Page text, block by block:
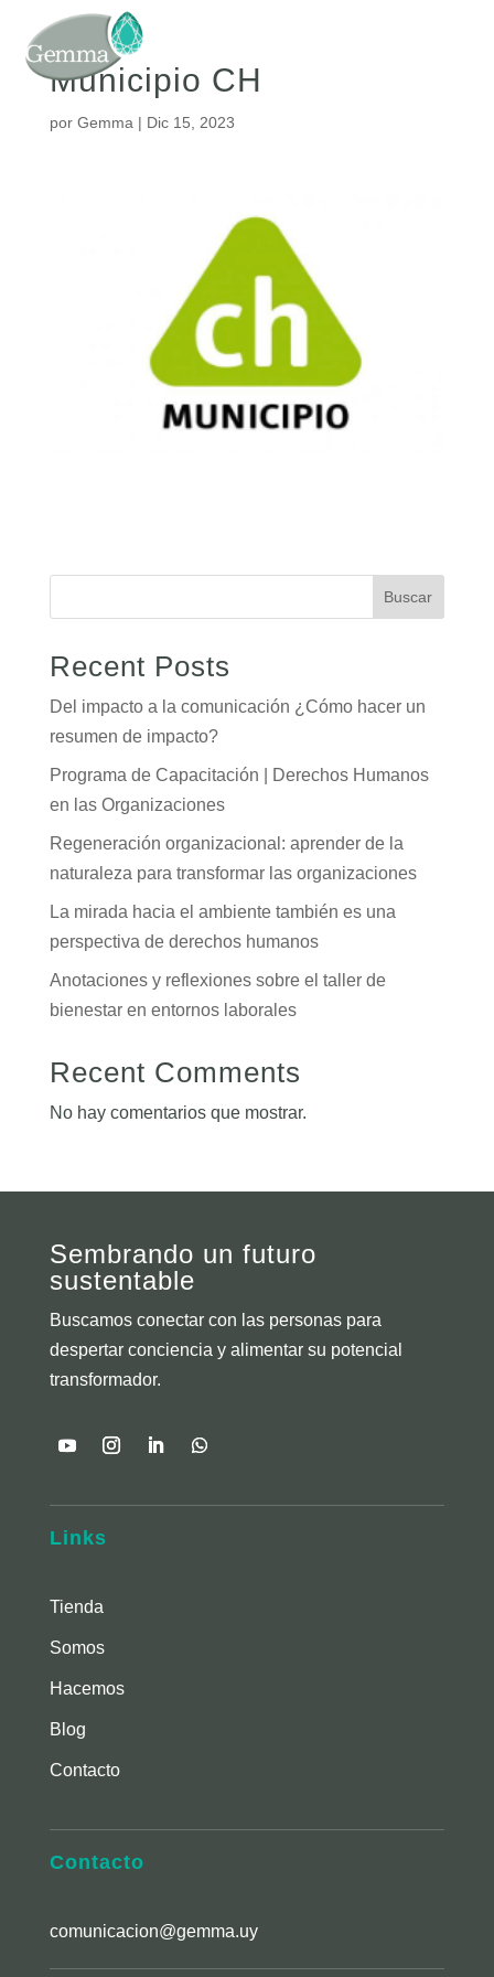
Municipio CH
por Gemma | Dic 15, 2023
Buscar
Recent Posts
Del impacto a la comunicación ¿Cómo hacer un
resumen de impacto?
Programa de Capacitación | Derechos Humanos
en las Organizaciones
Regeneración organizacional: aprender de la
naturaleza para transformar las organizaciones
La mirada hacia el ambiente también es una
perspectiva de derechos humanos
Anotaciones y reflexiones sobre el taller de
bienestar en entornos laborales
Recent Comments
No hay comentarios que mostrar.
Sembrando un futuro
sustentable
Buscamos conectar con las personas para
despertar conciencia y alimentar su potencial
transformador.
Links
Tienda
Somos
Hacemos
Blog
Contacto
Contacto
comunicacion@gemma.uy